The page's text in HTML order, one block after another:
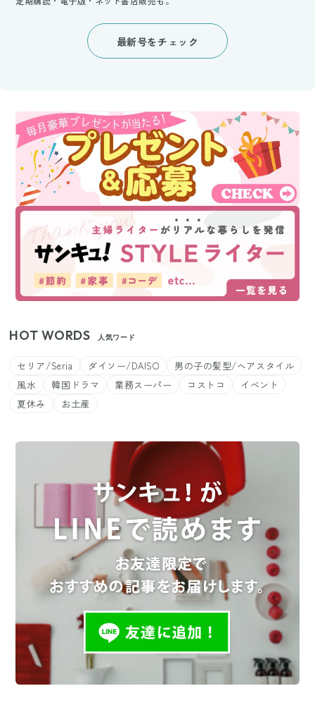
最新号をチェック
HOT WORDS 人気ワード
セリア/Seria ダイソー/DAISO
男の子の髪型/ヘアスタイル
風水
韓国ドラマ 業務スーパー コストコ
イベント
夏休み
お土産